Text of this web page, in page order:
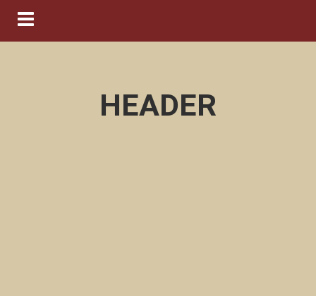
Navigation ein-/ausblenden
HEADER